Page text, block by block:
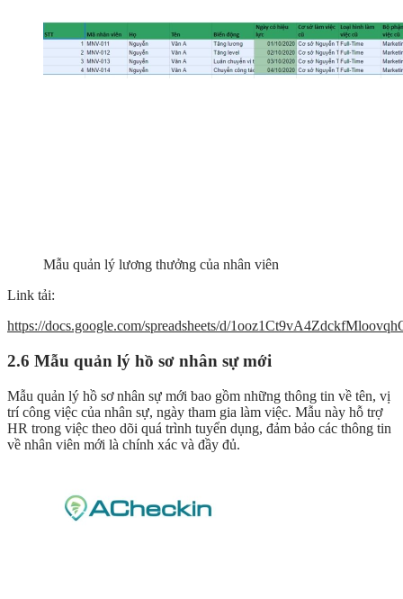
Mẫu quản lý lương thưởng của nhân viên
Link tải:
https://docs.google.com/spreadsheets/d/
2.6 Mẫu quản lý hồ sơ nhân sự mới
Mẫu quản lý hồ sơ nhân sự mới bao gồm những thông tin về tên, vị
trí công việc của nhân sự, ngày tham gia làm việc. Mẫu này hỗ trợ
HR trong việc theo dõi quá trình tuyển dụng, đảm bảo các thông tin
về nhân viên mới là chính xác và đầy đủ.